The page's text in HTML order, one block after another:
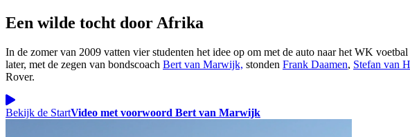
Een wilde tocht door Afrika
In de zomer van 2009 vatten vier studenten het idee op om met de auto naar het WK
later, met de zegen van bondscoach Bert van Marwijk, stonden Frank Daamen, Stefan van
Rover.
Bekijk de StartVideo met voorwoord Bert van Marwijk